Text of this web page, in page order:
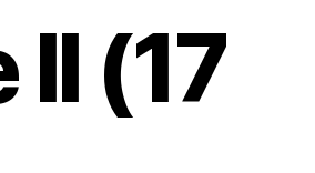
(17